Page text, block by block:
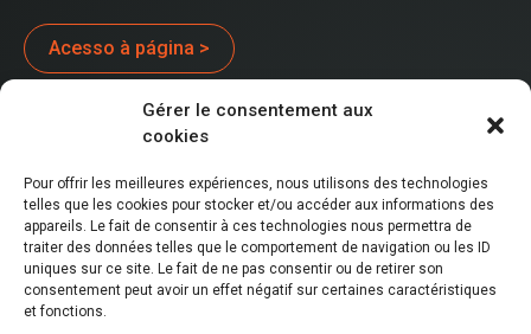
Gérer le consentement aux
cookies
Pour offrir les meilleures expériences, nous utilisons des technologies
telles que les cookies pour stocker et/ou accéder aux informations des
appareils. Le fait de consentir à ces technologies nous permettra de
traiter des données telles que le comportement de navigation ou les ID
uniques sur ce site. Le fait de ne pas consentir ou de retirer son
consentement peut avoir un effet négatif sur certaines caractéristiques
et fonctions.
Acesso à página >
20262023©Winoa, Todos os direitos reservados
Este site foi concebido e projetado levando em conta o meio
ambiente
Scrap-Surcharge & Energy complement